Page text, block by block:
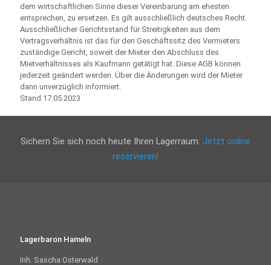
dem wirtschaftlichen Sinne dieser Vereinbarung am ehesten
entsprechen, zu ersetzen. Es gilt ausschließlich deutsches Recht.
Ausschließlicher Gerichtsstand für Streitigkeiten aus dem
Vertragsverhältnis ist das für den Geschäftssitz des Vermieters
zuständige Gericht, soweit der Mieter den Abschluss des
Mietverhältnisses als Kaufmann getätigt hat. Diese AGB können
jederzeit geändert werden. Über die Änderungen wird der Mieter
dann unverzüglich informiert.
Stand 17.05.2023
Sichern Sie sich noch heute Ihren Lagerraum. Jetzt online
reservieren!
Lagerbaron Hameln
Inh. Sascha Osterwald